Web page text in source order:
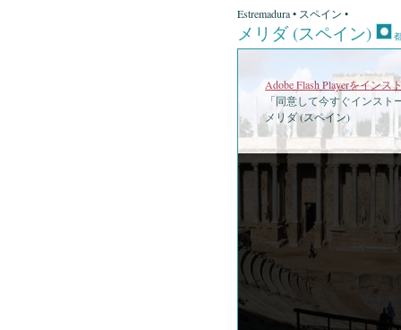
Estremadura • スペイン •
メリダ (スペイン)
Adobe Flash Playerをインス
「同意して今すぐインス
メリダ (スペイン)